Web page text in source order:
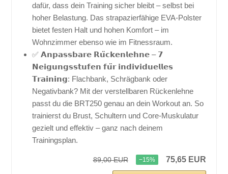
dafür, dass dein Training sicher bleibt – selbst bei
hoher Belastung. Das strapazierfähige EVA-Polster
bietet festen Halt und hohen Komfort – im
Wohnzimmer ebenso wie im Fitnessraum.
✅ 𝗔𝗻𝗽𝗮𝘀𝘀𝗯𝗮𝗿𝗲 𝗥𝘂̈𝗰𝗸𝗲𝗻𝗹𝗲𝗵𝗻𝗲 – 𝟳
𝗡𝗲𝗶𝗴𝘂𝗻𝗴𝘀𝘀𝘁𝘂𝗳𝗲𝗻 𝗳𝘂̈𝗿 𝗶𝗻𝗱𝗶𝘃𝗶𝗱𝘂𝗲𝗹𝗹𝗲𝘀
𝗧𝗿𝗮𝗶𝗻𝗶𝗻𝗴: Flachbank, Schrägbank oder
Negativbank? Mit der verstellbaren Rückenlehne
passt du die BRT250 genau an dein Workout an. So
trainierst du Brust, Schultern und Core-Muskulatur
gezielt und effektiv – ganz nach deinem
Trainingsplan.
89,00 EUR −15% 75,65 EUR